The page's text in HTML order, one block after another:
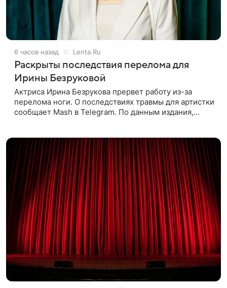
6 часов назад Lenta.Ru
Раскрыты последствия перелома для
Ирины Безруковой
Актриса Ирина Безрукова прервет работу из-за
перелома ноги. О последствиях травмы для артистки
сообщает Mash в Telegram. По данным издания,